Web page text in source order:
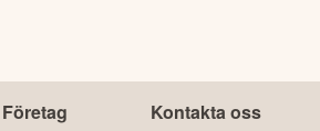
Företag Kontakta oss